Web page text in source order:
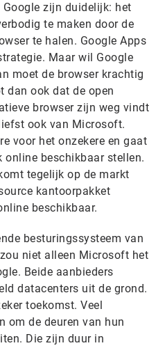
zijn duidelijk: het
te maken door de
te halen. Google Apps
Maar wil Google
moet de browser krachtig
dan ook dat de open
browser zijn weg vindt
ook van Microsoft.
voor het onzekere en gaat
beschikbaar stellen.
tegelijk op de markt
kantoorpakket
beschikbaar.
besturingssysteem van
niet alleen Microsoft het
Beide aanbieders
datacenters uit de grond.
toekomst. Veel
om de deuren van hun
Die zijn duur in